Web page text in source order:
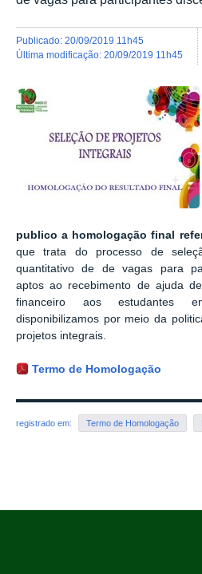
publicado: 20/09/2019 11h45
última modificação: 20/09/2019 11h45
publico a homologação final
que trata do processo de
quantitativo de de vagas para
aptos ao recebimento de ajuda
financeiro aos estudantes
disponibilizamos por meio da
projetos integrais.
Termo de Homologação
registrado em: Termo de Homologação